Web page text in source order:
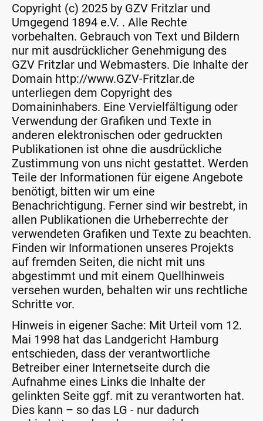
Copyright (c) 2025 by GZV Fritzlar und
Umgegend 1894 e.V. . Alle Rechte
vorbehalten. Gebrauch von Text und Bildern
nur mit ausdrücklicher Genehmigung des
GZV Fritzlar und Webmasters. Die Inhalte der
Domain http://www.GZV-Fritzlar.de
unterliegen dem Copyright des
Domaininhabers. Eine Vervielfältigung oder
Verwendung der Grafiken und Texte in
anderen elektronischen oder gedruckten
Publikationen ist ohne die ausdrückliche
Zustimmung von uns nicht gestattet. Werden
Teile der Informationen für eigene Angebote
benötigt, bitten wir um eine
Benachrichtigung. Ferner sind wir bestrebt, in
allen Publikationen die Urheberrechte der
verwendeten Grafiken und Texte zu beachten.
Finden wir Informationen unseres Projekts
auf fremden Seiten, die nicht mit uns
abgestimmt und mit einem Quellhinweis
versehen wurden, behalten wir uns rechtliche
Schritte vor.
Hinweis in eigener Sache: Mit Urteil vom 12.
Mai 1998 hat das Landgericht Hamburg
entschieden, dass der verantwortliche
Betreiber einer Internetseite durch die
Aufnahme eines Links die Inhalte der
gelinkten Seite ggf. mit zu verantworten hat.
Dies kann – so das LG - nur dadurch